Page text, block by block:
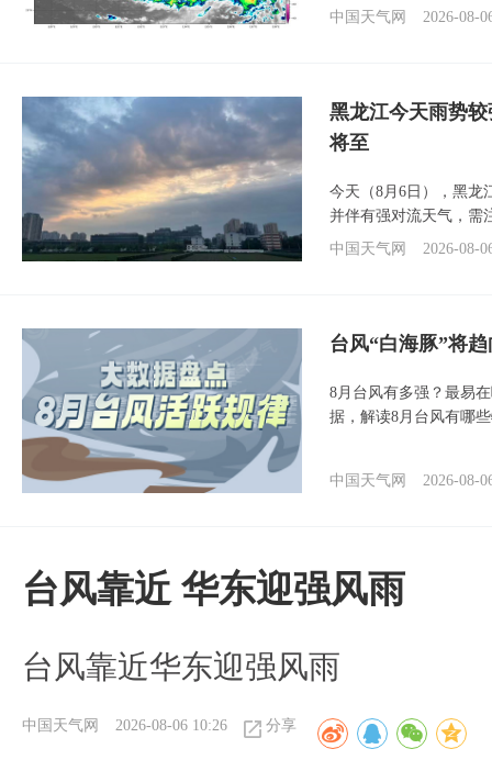
中国天气网
2026-08-
黑龙江今天雨势
将至
今天（8月6日），黑龙
并伴有强对流天气，需
中国天气网
2026-08-
台风“白海豚”将
8月台风有多强？最易
据，解读8月台风有哪
中国天气网 2026-08-
台风靠近 华东迎强风雨
台风靠近华东迎强风雨
中国天气网 2026-08-06 10:26 分享